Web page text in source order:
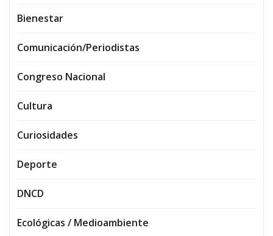
Bienestar
Comunicación/Periodistas
Congreso Nacional
Cultura
Curiosidades
Deporte
DNCD
Ecológicas / Medioambiente